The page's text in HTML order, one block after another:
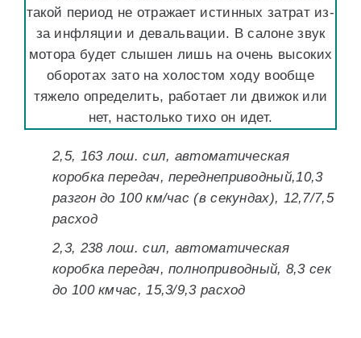
такой период не отражает истинных затрат из-
за инфляции и девальвации. В салоне звук
мотора будет слышен лишь на очень высоких
оборотах зато на холостом ходу вообще
тяжело определить, работает ли движок или
нет, настолько тихо он идет.
2,5, 163 лош. сил, автоматическая
коробка передач, переднеприводный,10,3
разгон до 100 км/час (в секундах), 12,7/7,5
расход
2,3, 238 лош. сил, автоматическая
коробка передач, полноприводный, 8,3 сек
до 100 кмчас, 15,3/9,3 расход